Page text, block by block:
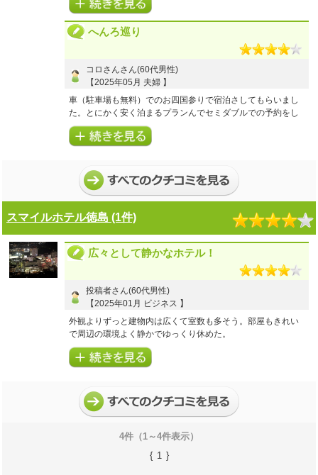
プラン内容5点 接客・サービス
お風呂(温泉)3点 客室・アメニティ5点
施設・設備5点
【Ｅクーポン】四国への旅／２０２５年上期 ホテル サンシ
ャイン徳島
おとなおひとり様１泊あたりの宿泊代金：
～10,000円
へんろ巡り
コロさんさん(60代男性)
【2025年05月 夫婦 】
車（駐車場も無料）でのお四国参りで宿泊さしてもらいまし
た。とにかく安く泊まるプランんでセミダブルでの予約をし
ていたのですが、部屋が空いていたのかツインの部屋にして
くれていて、部屋も広く快適でした。お風呂も大浴場があり1
です。朝食もとても美味しかったです。ありがとうございま
した。
プラン内容4点
4
施設・設備4点 食事4点
【Ｅクーポン】四国への旅／２０２４年下期 ホテル サンシ
ャイン徳島
おとなおひとり様１泊あたりの宿泊代金：
10,000円～12,500円
スマイルホテル徳島 (1件)
広々として静かなホテル！
投稿者さん(60代男性)
【2025年01月 ビジネス 】
外観よりずっと建物内は広くて室数も多そう。部屋もきれい
で周辺の環境よく静かでゆっくり休めた。
朝食バイキングは和食中心にしたが品数十分で美味しかっ
た。見事なコストパフォーマンス！今度は観光でも利用した
プラン内容4点 接客・サービス4点
お風呂(温泉)3点 客室・アメニティ5
【Ｅクーポン】四国への旅／２０２４年 スマイルホテル徳島
4件（1～4件表示）
{ 1 }